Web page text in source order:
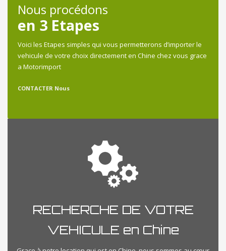
Nous procédons
en 3 Etapes
Voici les Etapes simples qui vous permetterons d’importer le
vehicule de votre choix directement en Chine chez vous grace
a Motorimport
CONTACTER Nous
RECHERCHE DE VOTRE
VEHICULE en Chine